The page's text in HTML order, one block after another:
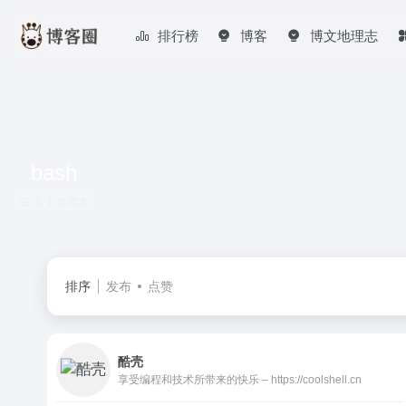
排行榜 博客 博文地理志
排序 发布 点赞
酷壳
享受编程和技术所带来的快乐 – https://coolshell.cn